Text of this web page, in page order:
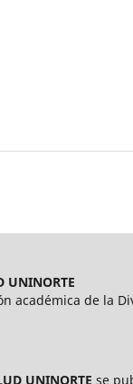
UNINORTE
académica de la
UNINORTE se